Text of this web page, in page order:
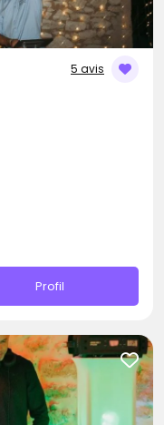
5 avis
Profil